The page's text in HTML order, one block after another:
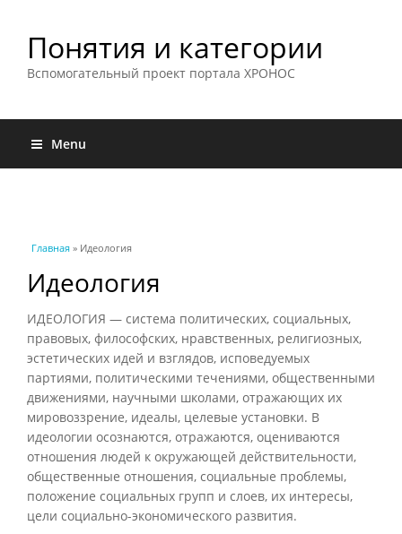
Понятия и категории
Вспомогательный проект портала ХРОНОС
Menu
Вы здесь
Главная » Идеология
Идеология
ИДЕОЛОГИЯ — система политических, социальных,
правовых, философских, нравственных, религиозных,
эстетических идей и взглядов, исповедуемых
партиями, политическими течениями, общественными
движениями, научными школами, отражающих их
мировоззрение, идеалы, целевые установки. В
идеологии осознаются, отражаются, оцениваются
отношения людей к окружающей действительности,
общественные отношения, социальные проблемы,
положение социальных групп и слоев, их интересы,
цели социально-экономического развития.